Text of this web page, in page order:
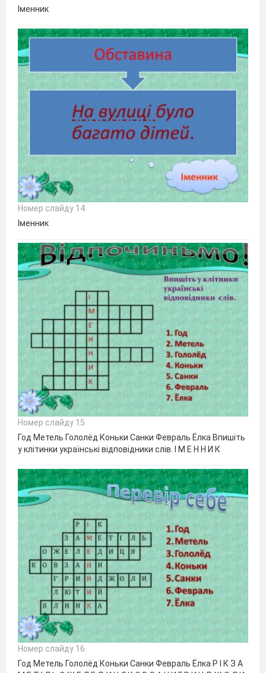
Іменник
Номер слайду 14
Іменник
Номер слайду 15
Год Метель Гололёд Коньки Санки Февраль Ёлка Впишіть
у клітинки українські відповідники слів. І М Е Н Н И К
Номер слайду 16
Год Метель Гололёд Коньки Санки Февраль Ёлка Р І К З А